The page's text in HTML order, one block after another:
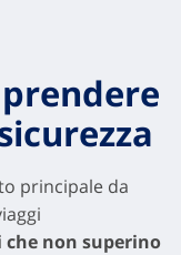
principale da
che non superino